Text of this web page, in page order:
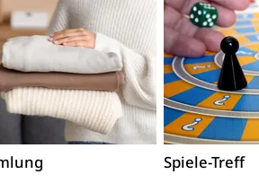
Spiele-Treff